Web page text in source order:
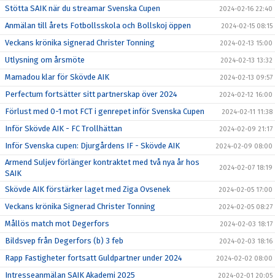
Stötta SAIK när du streamar Svenska Cupen 2024-02-16 22:40
Anmälan till årets Fotbollsskola och Bollskoj öppen 2024-02-15 08:15
Veckans krönika signerad Christer Tonning 2024-02-13 15:00
Utlysning om årsmöte 2024-02-13 13:32
Mamadou klar för Skövde AIK 2024-02-13 09:57
Perfectum fortsätter sitt partnerskap över 2024 2024-02-12 16:00
Förlust med 0-1 mot FCT i genrepet inför Svenska Cupen 2024-02-11 11:38
Inför Skövde AIK - FC Trollhättan 2024-02-09 21:17
Inför Svenska cupen: Djurgårdens IF - Skövde AIK 2024-02-09 08:00
Armend Suljev förlänger kontraktet med två nya år hos
SAIK
2024-02-07 18:19
Skövde AIK förstärker laget med Ziga Ovsenek 2024-02-05 17:00
Veckans krönika Signerad Christer Tonning 2024-02-05 08:27
Mållös match mot Degerfors 2024-02-03 18:17
Bildsvep från Degerfors (b) 3 feb 2024-02-03 18:16
Rapp Fastigheter fortsatt Guldpartner under 2024 2024-02-02 08:00
Intresseanmälan SAIK Akademi 2025 2024-02-01 20:05